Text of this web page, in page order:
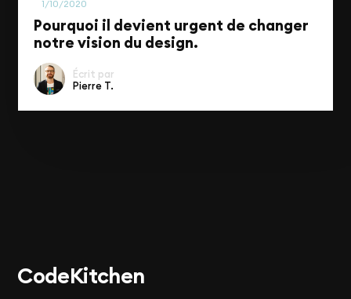
1/10/2020
Pourquoi il devient urgent de changer
notre vision du design.
Écrit par
Pierre T.
CodeKitchen